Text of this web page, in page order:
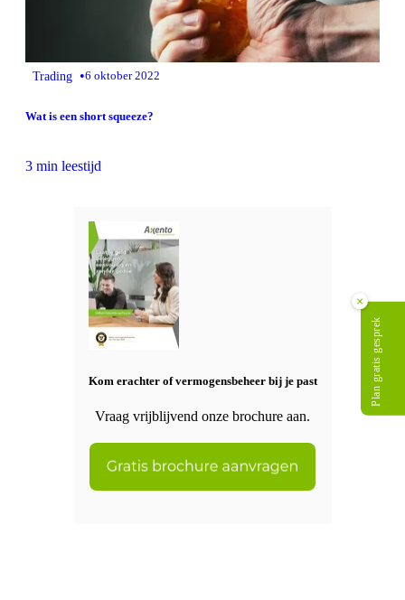
Trading •6 oktober 2022
Wat is een short squeeze?
3 min leestijd
Kom erachter of vermogensbeheer bij je past
Vraag vrijblijvend onze brochure aan.
×
Plan gratis gesprek